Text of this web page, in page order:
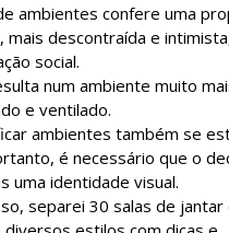
ambientes confere uma
mais descontraída e
social.
num ambiente muito
e ventilado.
ambientes também se
é necessário que o
uma identidade visual.
separei 30 salas de